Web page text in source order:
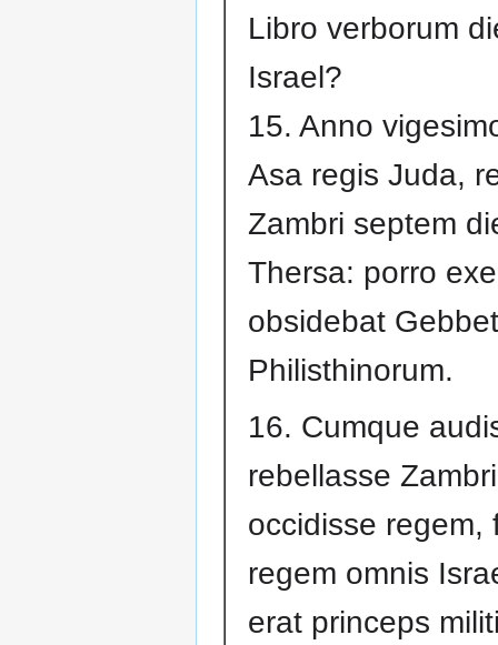
Libro verborum
Israel?
15. Anno
Asa regis Juda,
Zambri septem
Thersa: porro
obsidebat
Philisthinorum.
16. Cumque
rebellasse
occidisse regem,
regem omnis
erat princeps